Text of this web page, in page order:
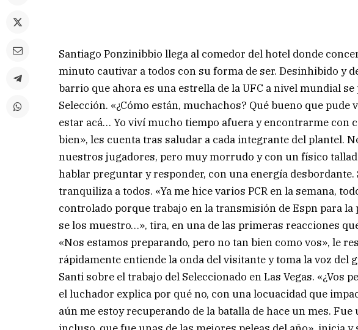
Santiago Ponzinibbio llega al comedor del hotel donde
minuto cautivar a todos con su forma de ser. Desinhibido y
barrio que ahora es una estrella de la UFC a nivel mundial
Selección. «¿Cómo están, muchachos? Qué bueno que
estar acá… Yo viví mucho tiempo afuera y encontrarme con
bien», les cuenta tras saludar a cada integrante del plantel.
nuestros jugadores, pero muy morrudo y con un físico
hablar preguntar y responder, con una energía desbordante.
tranquiliza a todos. «Ya me hice varios PCR en la semana,
controlado porque trabajo en la transmisión de Espn para la
se los muestro…», tira, en una de las primeras reacciones
«Nos estamos preparando, pero no tan bien como vos», le
rápidamente entiende la onda del visitante y toma la voz del
Santi sobre el trabajo del Seleccionado en Las Vegas. «¿Vos
el luchador explica por qué no, con una locuacidad que
aún me estoy recuperando de la batalla de hace un mes.